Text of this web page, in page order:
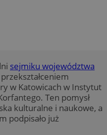
sejmiku województwa
w Katowicach w Instytut
Ten pomysł
kulturalne i naukowe, a
podpisało już